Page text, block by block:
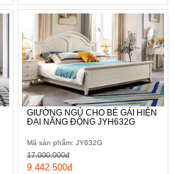
GIƯỜNG NGỦ CHO BÉ GÁI HIỆN
ĐẠI NĂNG ĐỘNG JYH632G
Mã sản phẩm: JY632G
9.442.500đ
17.000.000đ